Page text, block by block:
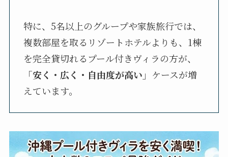
特に、5名以上のグループや家族旅行では、
複数部屋を取るリゾートホテルよりも、1棟
を完全貸切れるプール付きヴィラの方が、
「安く・広く・自由度が高い」 ケースが増
えています。